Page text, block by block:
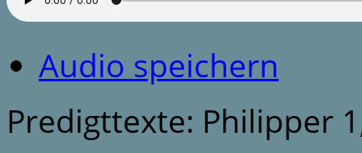
Audio speichern
Predigttexte: Philipper